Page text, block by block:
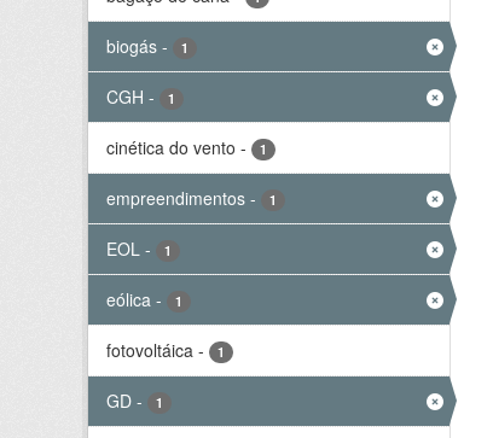
biogás - 1
CGH - 1
cinética do vento - 1
empreendimentos - 1
EOL - 1
eólica - 1
fotovoltáica - 1
GD - 1